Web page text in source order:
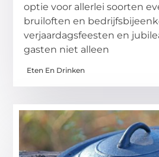
optie voor allerlei soorten
bruiloften en
verjaardagsfeesten en
gasten niet alleen
Eten En Drinken